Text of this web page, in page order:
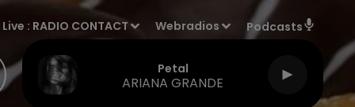
Live : RADIO CONTACT Webradios Podcasts
Petal
ARIANA GRANDE